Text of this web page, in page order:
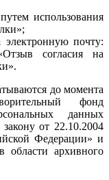
использования
почту:
согласия на
до момента
фонд
данных
от 22.10.2004
Федерации» и
архивного